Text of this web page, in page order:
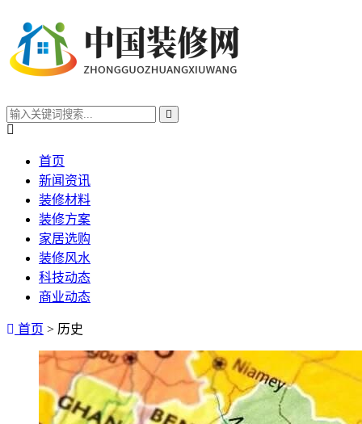
首页
新闻资讯
装修材料
装修方案
家居选购
装修风水
科技动态
商业动态
首页 > 历史